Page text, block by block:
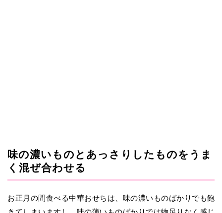
味の濃いものとあっさりしたものをうま
く混ぜ合わせる
お正月の間食べる中華おせちは、味の濃いものばかりでも飽